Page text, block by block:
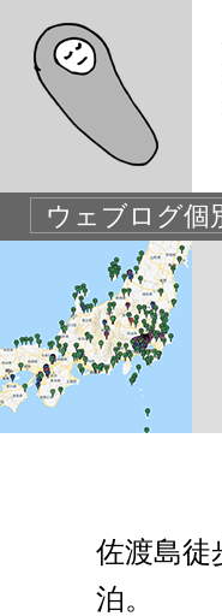
佐渡島徒
泊。